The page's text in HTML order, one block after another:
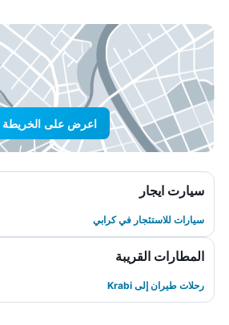
اعرض على الخريطة
سيارت ايجار
سيارات للاستئجار في كرابي
المطارات القريبة
رحلات طيران إلى Krabi